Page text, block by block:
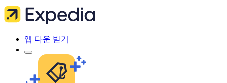
앱 다운 받기